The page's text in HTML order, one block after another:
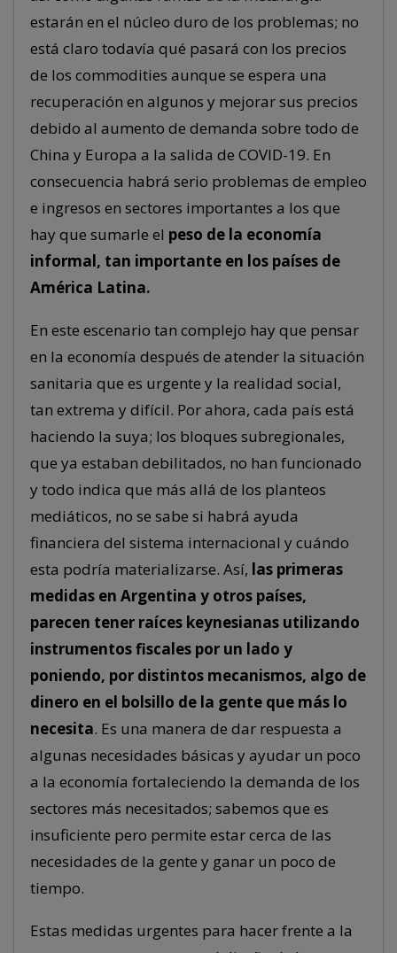
estarán en el núcleo duro de los problemas; no
está claro todavía qué pasará con los precios
de los commodities aunque se espera una
recuperación en algunos y mejorar sus precios
debido al aumento de demanda sobre todo de
China y Europa a la salida de COVID-19. En
consecuencia habrá serio problemas de empleo
e ingresos en sectores importantes a los que
hay que sumarle el peso de la economía
informal, tan importante en los países de
América Latina.
En este escenario tan complejo hay que pensar
en la economía después de atender la situación
sanitaria que es urgente y la realidad social,
tan extrema y difícil. Por ahora, cada país está
haciendo la suya; los bloques subregionales,
que ya estaban debilitados, no han funcionado
y todo indica que más allá de los planteos
mediáticos, no se sabe si habrá ayuda
financiera del sistema internacional y cuándo
esta podría materializarse. Así, las primeras
medidas en Argentina y otros países,
parecen tener raíces keynesianas utilizando
instrumentos fiscales por un lado y
poniendo, por distintos mecanismos, algo de
dinero en el bolsillo de la gente que más lo
necesita. Es una manera de dar respuesta a
algunas necesidades básicas y ayudar un poco
a la economía fortaleciendo la demanda de los
sectores más necesitados; sabemos que es
insuficiente pero permite estar cerca de las
necesidades de la gente y ganar un poco de
tiempo.
Estas medidas urgentes para hacer frente a la